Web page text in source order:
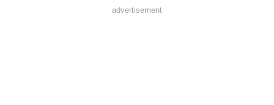
advertisement